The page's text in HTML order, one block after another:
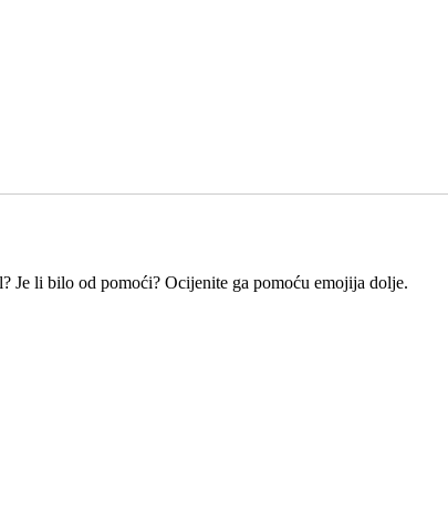
Je li bilo od pomoći? Ocijenite ga pomoću emojija dolje.